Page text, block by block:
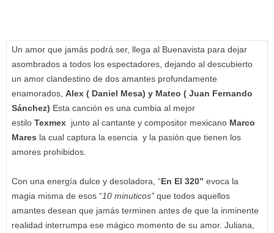
Un amor que jamás podrá ser, llega al Buenavista para dejar
asombrados a todos los espectadores, dejando al descubierto
un amor clandestino de dos amantes profundamente
enamorados, Alex ( Daniel Mesa) y Mateo ( Juan Fernando
Sánchez) Esta canción es una cumbia al mejor
estilo Texmex junto al cantante y compositor mexicano Marco
Mares la cual captura la esencia y la pasión que tienen los
amores prohibidos.
Con una energía dulce y desoladora, “En El 320” evoca la
magia misma de esos “10 minuticos” que todos aquellos
amantes desean que jamás terminen antes de que la inminente
realidad interrumpa ese mágico momento de su amor. Juliana,